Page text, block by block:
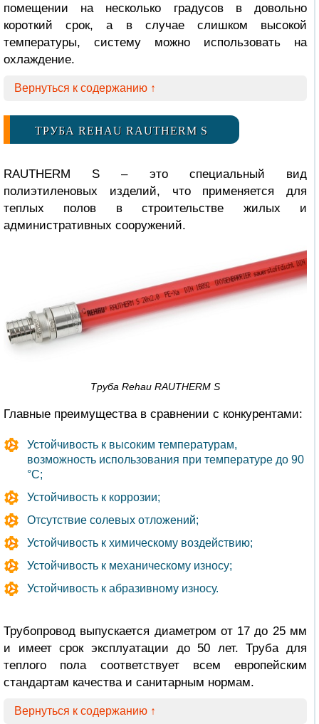
помещении на несколько градусов в довольно
короткий срок, а в случае слишком высокой
температуры, систему можно использовать на
охлаждение.
Вернуться к содержанию ↑
ТРУБА REHAU RAUTHERM S
RAUTHERM S – это специальный вид
полиэтиленовых изделий, что применяется для
теплых полов в строительстве жилых и
административных сооружений.
Труба Rehau RAUTHERM S
Главные преимущества в сравнении с конкурентами:
Устойчивость к высоким температурам,
возможность использования при температуре до 90
°С;
Устойчивость к коррозии;
Отсутствие солевых отложений;
Устойчивость к химическому воздействию;
Устойчивость к механическому износу;
Устойчивость к абразивному износу.
Трубопровод выпускается диаметром от 17 до 25 мм
и имеет срок эксплуатации до 50 лет. Труба для
теплого пола соответствует всем европейским
стандартам качества и санитарным нормам.
Вернуться к содержанию ↑